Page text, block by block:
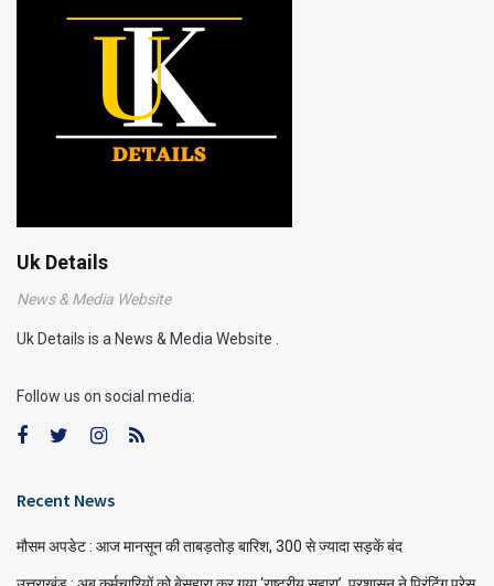
Uk Details
News & Media Website
Uk Details is a News & Media Website .
Follow us on social media:
Recent News
मौसम अपडेट : आज मानसून की ताबड़तोड़ बारिश, 300 से ज्यादा सड़कें बंद